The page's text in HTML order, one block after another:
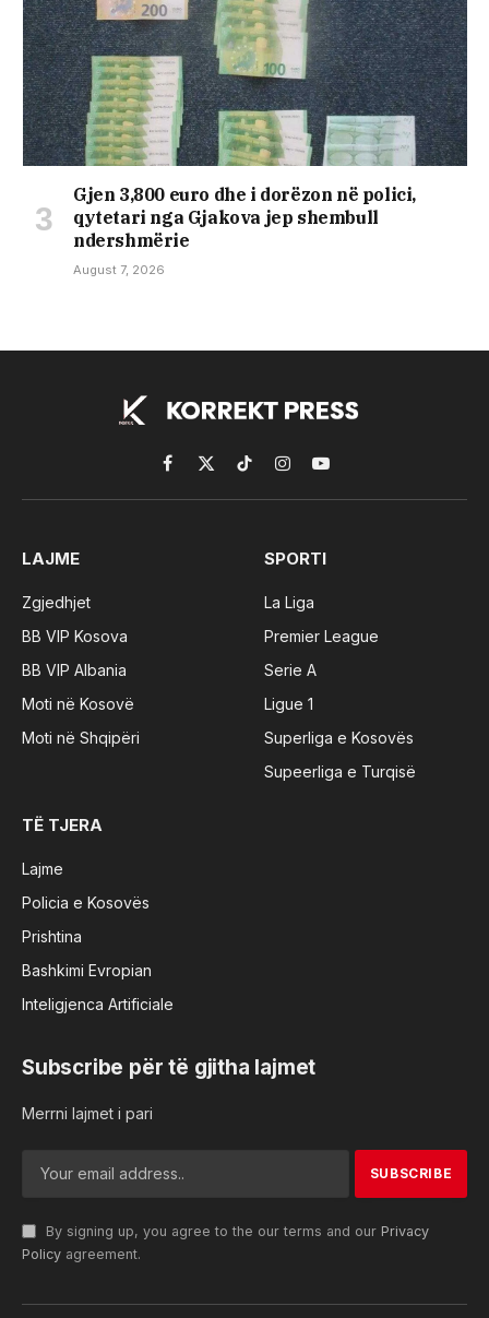
Gjen 3,800 euro dhe i dorëzon në polici,
qytetari nga Gjakova jep shembull
ndershmërie
August 7, 2026
Facebook
X
(Twitter)
TikTokInstagramYouTube
LAJME
Zgjedhjet
BB VIP Kosova
BB VIP Albania
Moti në Kosovë
Moti në Shqipëri
SPORTI
La Liga
Premier League
Serie A
Ligue 1
Superliga e Kosovës
Supeerliga e Turqisë
TË TJERA
Lajme
Policia e Kosovës
Prishtina
Bashkimi Evropian
Inteligjenca Artificiale
Subscribe për të gjitha lajmet
Merrni lajmet i pari
By signing up, you agree to the our terms and our Privacy
Policy agreement.